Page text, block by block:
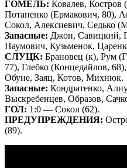
ГОМЕЛЬ: Ковалев, Костров
Потапенко (Ермакович, 80),
Сокол, Алексиевич, Седько
Запасные: Джон, Савицкий,
Наумович, Кузьменок,
СЛУЦК: Брановец (к), Рум
77), Глебко (Концедайлов,
Обуне, Заяц, Котов, Михнюк.
Запасные: Кондратенко,
Выскребенцев, Образов,
ГОЛ: 1:0 — Сокол (62).
ПРЕДУПРЕЖДЕНИЯ:
(89).